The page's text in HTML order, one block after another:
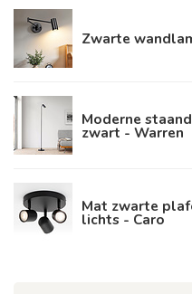
Zwarte
Moderne
zwart - Warren
Mat zwarte
lichts - Caro